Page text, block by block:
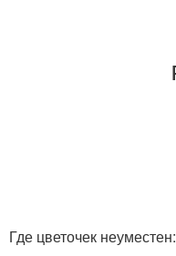
Где цветочек неуместен: